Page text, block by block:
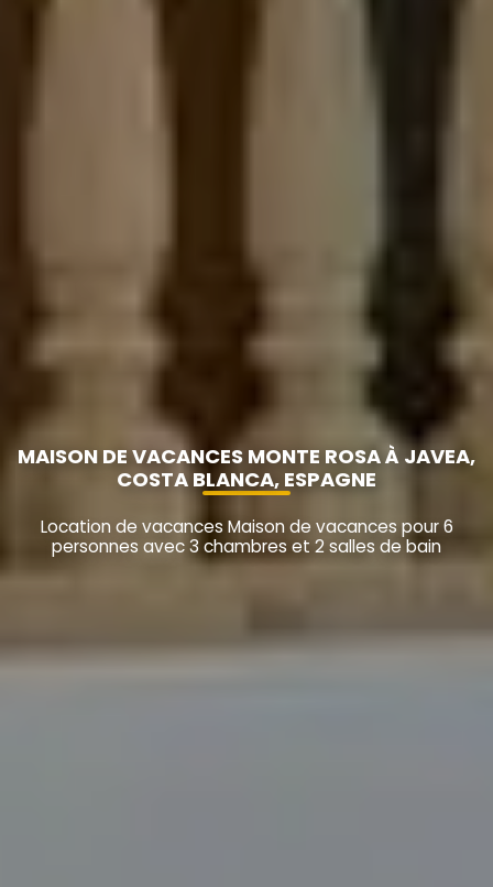
MAISON DE VACANCES MONTE ROSA À JAVEA,
COSTA BLANCA, ESPAGNE
Location de vacances Maison de vacances pour 6
personnes avec 3 chambres et 2 salles de bain